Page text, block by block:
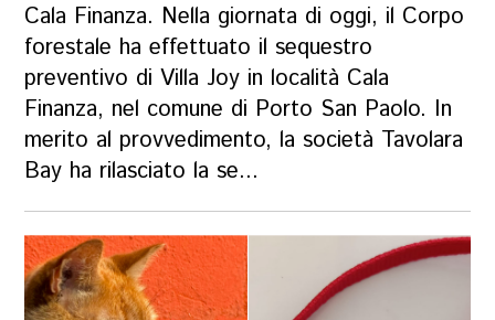
Cala Finanza. Nella giornata di oggi, il Corpo
forestale ha effettuato il sequestro
preventivo di Villa Joy in località Cala
Finanza, nel comune di Porto San Paolo. In
merito al provvedimento, la società Tavolara
Bay ha rilasciato la se...